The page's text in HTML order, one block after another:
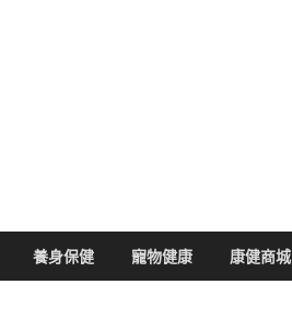
養身保健 寵物健康 康健商城